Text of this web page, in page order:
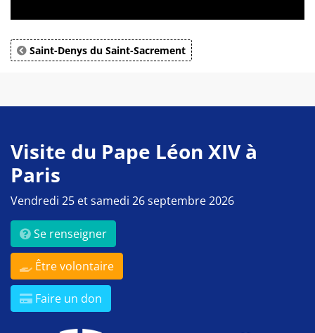
Saint-Denys du Saint-Sacrement
Visite du Pape Léon XIV à
Paris
Vendredi 25 et samedi 26 septembre 2026
Se renseigner
Être volontaire
Faire un don